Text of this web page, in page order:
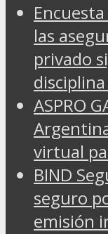
las
privado
ASPRO
virtual
BIND
seguro
emisión